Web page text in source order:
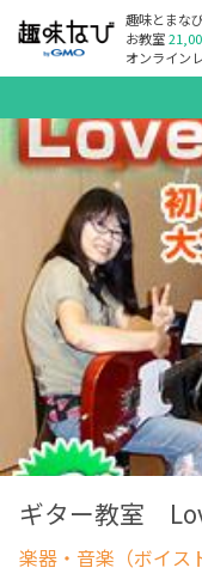
趣味とまな
お教室
オンライン
ギター教室
楽器・音楽（ボイス